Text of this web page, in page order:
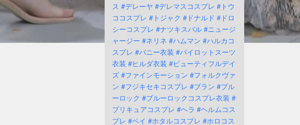
ス #デレーヤ #デレマスコスプレ #トウ
ココスプレ #トジャク #ドナルド #ドロ
シーコスプレ #ナツキスバル #ニュージ
ャージー #ネリネ #ハムマン #ハルカコ
スプレ #バニー衣装 #パイロットスーツ
衣装 #ヒルダ衣装 #ビューティフルデイ
ズ #ファインモーション #フォルクヴァ
ン #フジキセキコスプレ #ブラン #ブル
ーロック #ブルーロックコスプレ衣装 #
プリキュアコスプレ #ヘラ #ヘルムコス
プレ #ベイ #ホタルコスプレ #ホロコス